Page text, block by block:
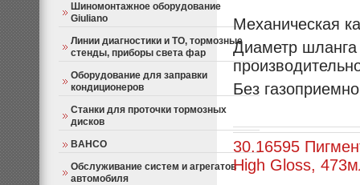
Шиномонтажное оборудование
Giuliano
Линии диагностики и ТО, тормозные
стенды, приборы света фар
Оборудование для заправки
кондиционеров
Станки для проточки тормозных
дисков
BAHCO
Обслуживание систем и агрегатов
автомобиля
Механическая
Диаметр
Без
30.16595
High Gloss,